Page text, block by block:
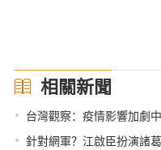
相關新聞
• 台灣觀察：疫情影響加劇
• 針對網軍？江啟臣扮演諸